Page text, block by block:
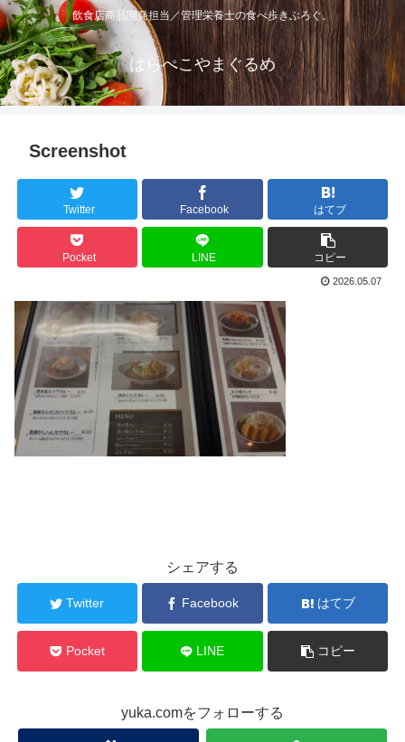
飲食店商品開発担当／管理栄養士の食べ歩きぶろぐ。
はらぺこやまぐるめ
Screenshot
Twitter Facebook はてブ
Pocket LINE コピー
2026.05.07
シェアする
Twitter Facebook はてブ
Pocket LINE コピー
yuka.comをフォローする